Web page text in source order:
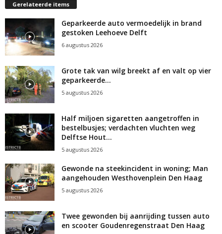
Gerelateerde items
Geparkeerde auto vermoedelijk in brand
gestoken Leehoeve Delft
6 augustus 2026
Grote tak van wilg breekt af en valt op vier
geparkeerde...
5 augustus 2026
Half miljoen sigaretten aangetroffen in
bestelbusjes; verdachten vluchten weg
Delftse Hout...
5 augustus 2026
Gewonde na steekincident in woning; Man
aangehouden Westhovenplein Den Haag
5 augustus 2026
Twee gewonden bij aanrijding tussen auto
en scooter Goudenregenstraat Den Haag